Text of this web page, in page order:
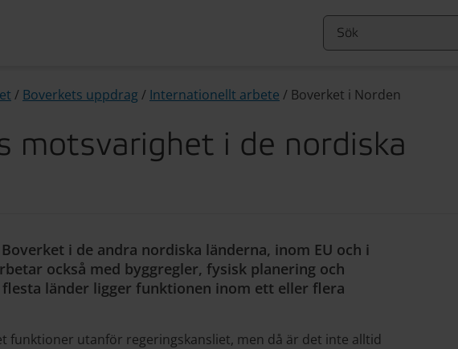
/ Boverkets uppdrag / Internationellt arbete / Boverket i Norden
motsvarighet i de nordiska
i de andra nordiska länderna, inom EU och i
också med byggregler, fysisk planering och
länder ligger funktionen inom ett eller flera
funktioner utanför regeringskansliet, men då är det inte alltid